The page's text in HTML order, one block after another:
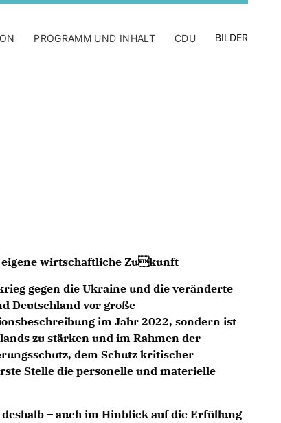
PROGRAMM UND INHALT CDU BILDER
eigene wirtschaftliche Zukunft
gegen die Ukraine und die veränderte
Deutschland vor große
im Jahr 2022, sondern ist
zu stärken und im Rahmen der
dem Schutz kritischer
Stelle die personelle und materielle
– auch im Hinblick auf die Erfüllung